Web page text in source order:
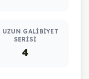
UZUN GALIBIYET
SERISI
4